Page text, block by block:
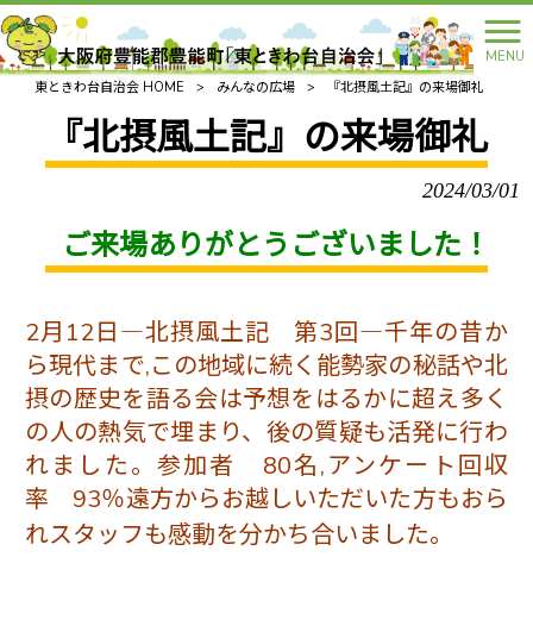
MENU
東ときわ台自治会 HOME
> みんなの広場 > 『北摂風土記』の来場御礼
『北摂風土記』の来場御礼
2024/03/01
ご来場ありがとうございました！
2月12日―北摂風土記 第3回―千年の昔か
ら現代まで,この地域に続く能勢家の秘話や北
摂の歴史を語る会は予想をはるかに超え多く
の人の熱気で埋まり、後の質疑も活発に行わ
れました。参加者 80名,アンケート回収
率 93％遠方からお越しいただいた方もおら
れスタッフも感動を分かち合いました。